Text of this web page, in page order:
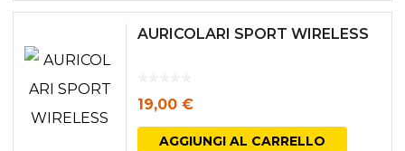
AURICOLARI SPORT WIRELESS
19,00 €
AGGIUNGI AL CARRELLO